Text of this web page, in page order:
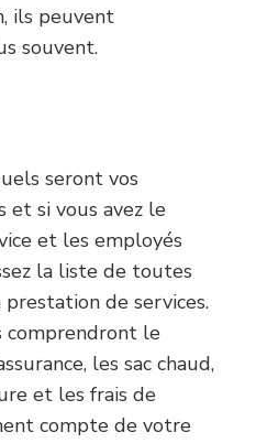
ils peuvent
souvent.
seront vos
et si vous avez le
et les employés
la liste de toutes
de services.
comprendront le
les sac chaud,
et les frais de
compte de votre